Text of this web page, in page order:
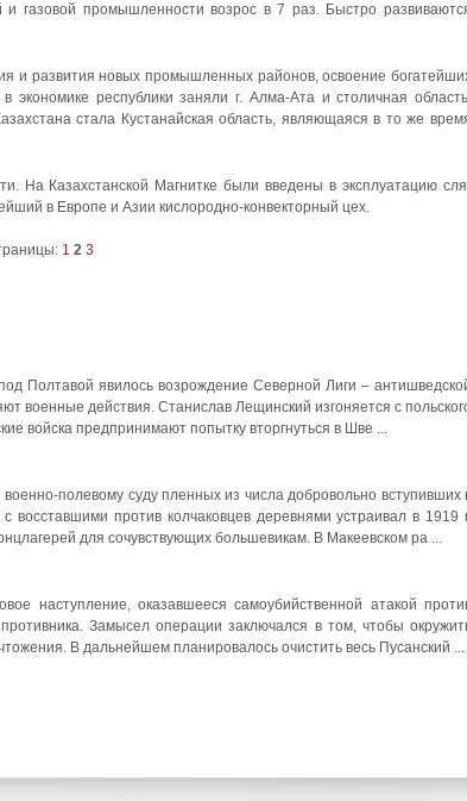
промышленности возрос в 7 раз. Быстро
и развития новых промышленных районов, освоение
республики заняли г. Алма-Ата и столичная
стала Кустанайская область, являющаяся в то же
На Казахстанской Магнитке были введены в эксплуатацию
в Европе и Азии кислородно-конвекторный цех.
1 2 3
Полтавой явилось возрождение Северной Лиги –
военные действия. Станислав Лещинский изгоняется с
войска предпринимают попытку вторгнуться в Шве ...
полевому суду пленных из числа добровольно вступивших
против колчаковцев деревнями устраивал в 1919
для сочувствующих большевикам. В Макеевском ра ...
наступление, оказавшееся самоубийственной атакой
Замысел операции заключался в том, чтобы
В дальнейшем планировалось очистить весь Пусанский ...